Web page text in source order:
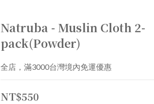
Natruba - Muslin Cloth 2-
pack(Powder)
全店，滿3000台灣境內免運優惠
NT$550